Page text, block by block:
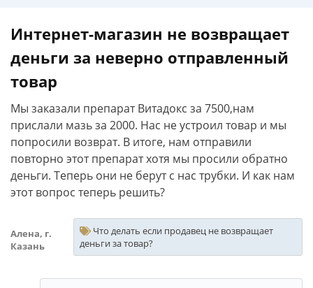
Интернет-магазин не возвращает
деньги за неверно отправленный
товар
Мы заказали препарат Витадокс за 7500,нам
прислали мазь за 2000. Нас не устроил товар и мы
попросили возврат. В итоге, нам отправили
повторно этот препарат хотя мы просили обратно
деньги. Теперь они не берут с нас трубки. И как нам
этот вопрос теперь решить?
Алена, г.
Казань
Что делать если продавец не возвращает
деньги за товар?